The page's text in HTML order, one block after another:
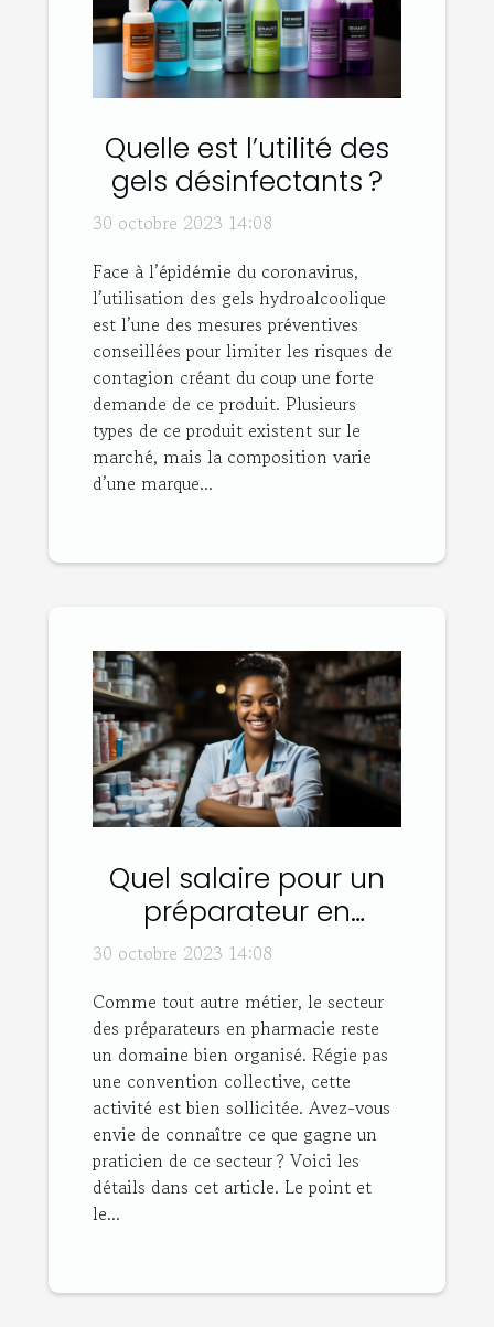
Quelle est l’utilité des
gels désinfectants ?
30 octobre 2023 14:08
Face à l’épidémie du coronavirus,
l’utilisation des gels hydroalcoolique
est l’une des mesures préventives
conseillées pour limiter les risques de
contagion créant du coup une forte
demande de ce produit. Plusieurs
types de ce produit existent sur le
marché, mais la composition varie
d’une marque...
Quel salaire pour un
préparateur en
pharmacie ?
30 octobre 2023 14:08
Comme tout autre métier, le secteur
des préparateurs en pharmacie reste
un domaine bien organisé. Régie pas
une convention collective, cette
activité est bien sollicitée. Avez-vous
envie de connaître ce que gagne un
praticien de ce secteur ? Voici les
détails dans cet article. Le point et
le...